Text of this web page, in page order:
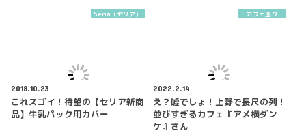
Seria（セリア）
2018.10.23
これスゴイ！待望の【セリア新商
品】牛乳パック用カバー
カフェ巡り
2022.2.14
え？嘘でしょ！上野で長尺の列！
並びすぎるカフェ『アメ横ダン
ケ』さん